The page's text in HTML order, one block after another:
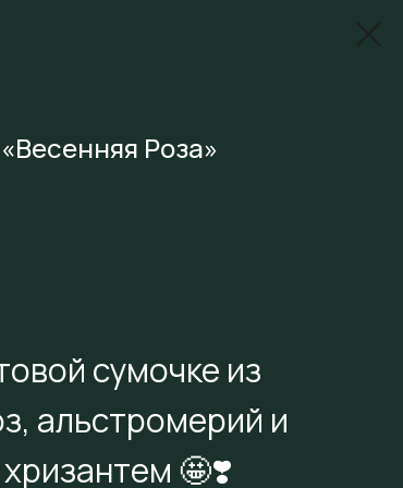
Роза»
сумочке из
альстромерий и
🤩❣️